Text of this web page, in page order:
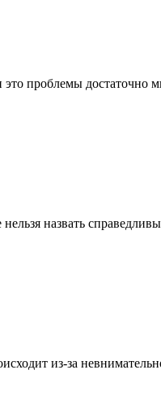
проблемы достаточно
нельзя назвать
из-за